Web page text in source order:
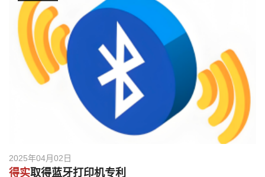
2025年04月02日
得实取得蓝牙打印机专利